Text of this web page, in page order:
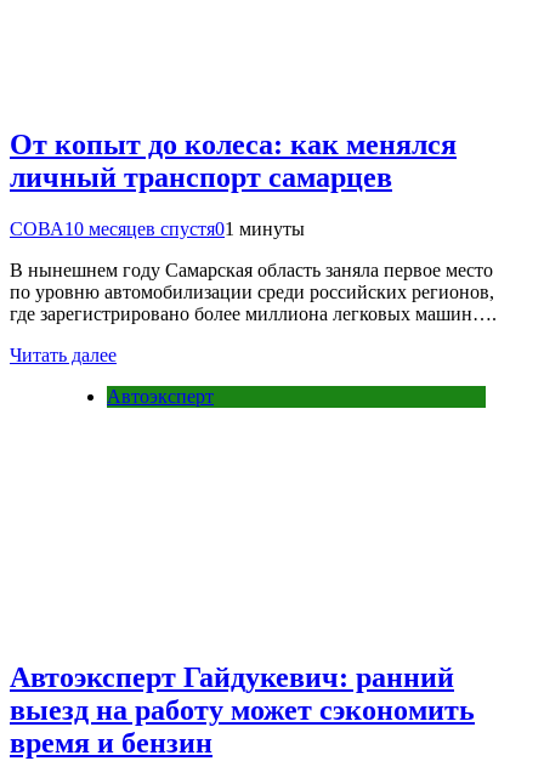
От копыт до колеса: как менялся
личный транспорт самарцев
СОВА10 месяцев спустя01 минуты
В нынешнем году Самарская область заняла первое место
по уровню автомобилизации среди российских регионов,
где зарегистрировано более миллиона легковых машин….
Читать далее
Автоэксперт
Автоэксперт Гайдукевич: ранний
выезд на работу может сэкономить
время и бензин